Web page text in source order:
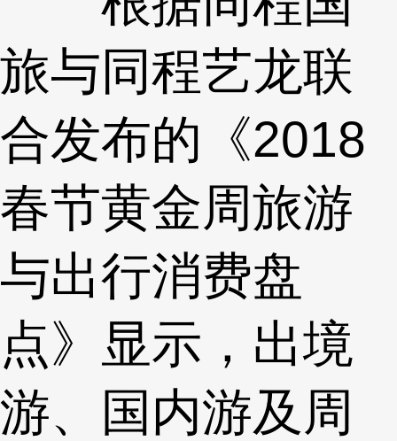
旅与同程艺龙联
合发布的《2018
春节黄金周旅游
与出行消费盘
点》显示，出境
游、国内游及周